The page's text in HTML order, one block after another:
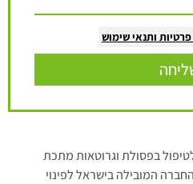
פרטיות ותנאי שימוש
בפסולת וגרוטאות מתכת
המובילה בישראל לפינוי